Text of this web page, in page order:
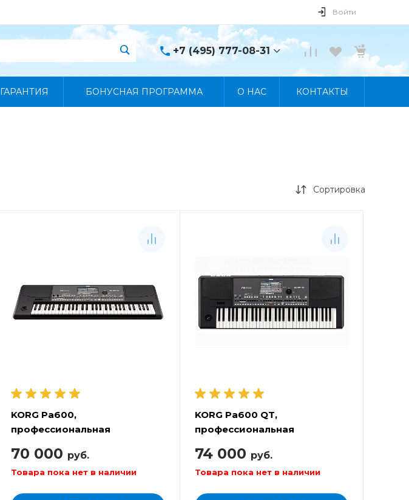
Войти
+7 (495) 777-08-31
+7 (495) 777-08-31
ГАРАНТИЯ БОНУСНАЯ ПРОГРАММА О НАС КОНТАКТЫ
Сортировка
KORG Pa600,
профессиональная
70 000 руб.
Товара пока нет в наличии
KORG Pa600 QT,
профессиональная
74 000 руб.
Товара пока нет в наличии